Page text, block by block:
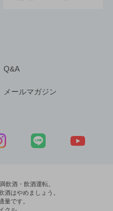
Q&A
メールマガジン
飲酒・飲酒運転。
酒はやめましょう。
量です。